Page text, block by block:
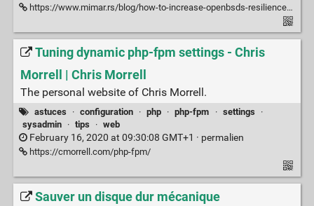
https://www.mimar.rs/blog/how-to-increase-openbsds-resilience-to-power-outages
Tuning dynamic php-fpm settings - Chris
Morrell | Chris Morrell
The personal website of Chris Morrell.
astuces · configuration · php · php-fpm · settings
·
sysadmin
· tips · web
February 16, 2020 at 09:30:08 GMT+1 · permalien
https://cmorrell.com/php-fpm/
Sauver un disque dur mécanique